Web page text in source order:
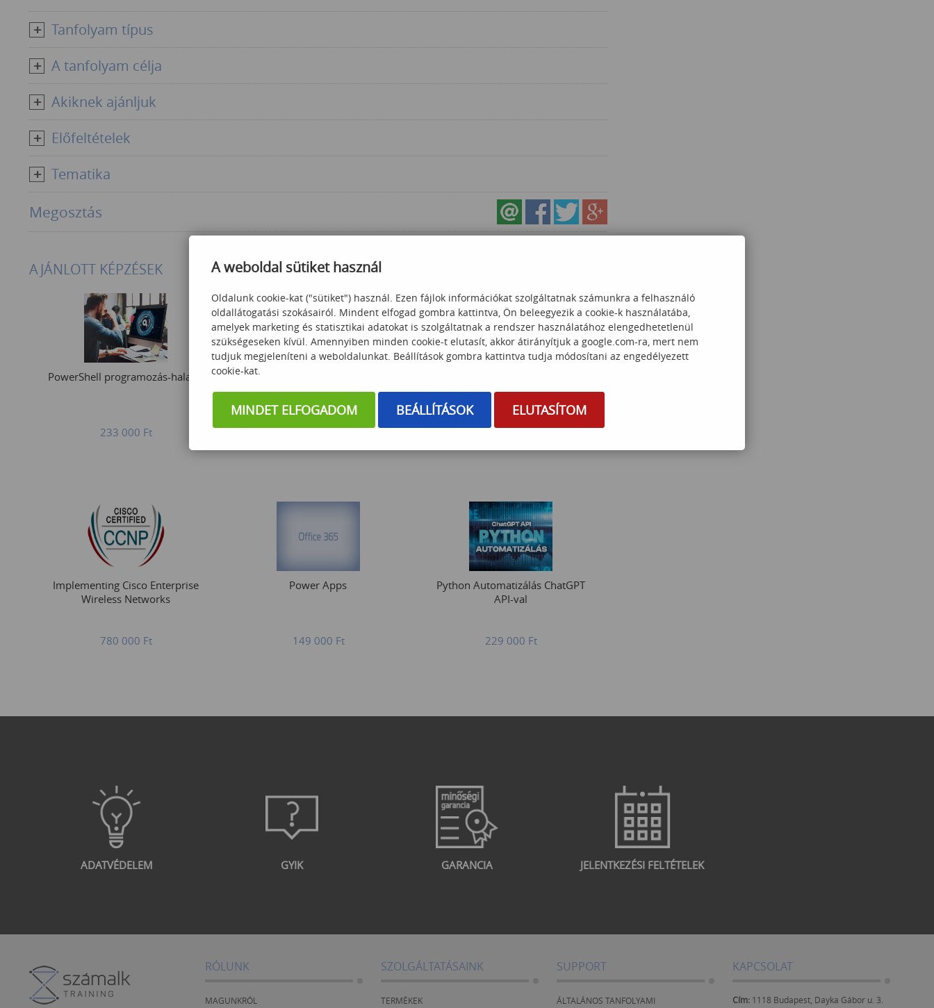
Tanfolyam típus
A tanfolyam célja
Akiknek ajánljuk
Előfeltételek
Tematika
Megosztás
AJÁNLOTT KÉPZÉSEK
PowerShell programozás-haladó
233 000 Ft
Office 365 felhasználóknak
149 000Ft
üzemeltetőknek/adminisztrátoroknak
298 000Ft
Implementing Cisco Enterprise
Wireless Networks
780 000 Ft
Power Apps
149 000 Ft
Python Automatizálás ChatGPT
API-val
229 000 Ft
ADATVÉDELEM GYIK GARANCIA JELENTKEZÉSI FELTÉTELEK
RÓLUNK
MAGUNKRÓL
SZOLGÁLTATÁSAINK
TERMÉKEK
SUPPORT
ÁLTALÁNOS TANFOLYAMI
KAPCSOLAT
Cím: 1118 Budapest, Dayka Gábor u. 3.
A weboldal sütiket használ
Oldalunk cookie-kat ("sütiket") használ. Ezen fájlok információkat szolgáltatnak számunkra a felhasználó
oldallátogatási szokásairól. Mindent elfogad gombra kattintva, Ön beleegyezik a cookie-k használatába,
amelyek marketing és statisztikai adatokat is szolgáltatnak a rendszer használatához elengedhetetlenül
szükségeseken kívül. Amennyiben minden cookie-t elutasít, akkor átirányítjuk a google.com-ra, mert nem
tudjuk megjeleníteni a weboldalunkat. Beállítások gombra kattintva tudja módosítani az engedélyezett
cookie-kat.
MINDET ELFOGADOM BEÁLLÍTÁSOK ELUTASÍTOM